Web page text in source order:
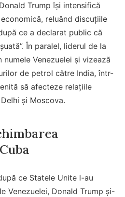
Trump își intensifică
reluând discuțiile
ce a declarat public că
În paralel, liderul de la
Venezuelei și vizează
de petrol către India, într-
să afecteze relațiile
și Moscova.
ce Statele Unite l-au
Venezuelei, Donald Trump și-